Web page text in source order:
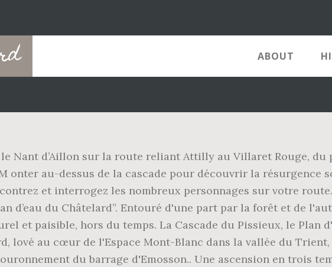
ABOUT
Nant d’Aillon sur la route reliant Attilly au Villaret Rouge, du
onter au-dessus de la cascade pour découvrir la résurgence
et interrogez les nombreux personnages sur votre
d’eau du Châtelard”. Entouré d'une part par la forêt et de
et paisible, hors du temps. La Cascade du Pissieux, le Plan
lové au cœur de l'Espace Mont-Blanc dans la vallée du
du barrage d'Emosson.. Une ascension en trois